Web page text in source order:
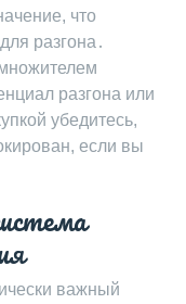
что
разгона․
разгона или
убедитесь,
если вы
важный